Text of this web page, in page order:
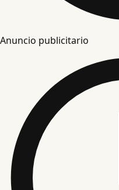
Anuncio publicitario